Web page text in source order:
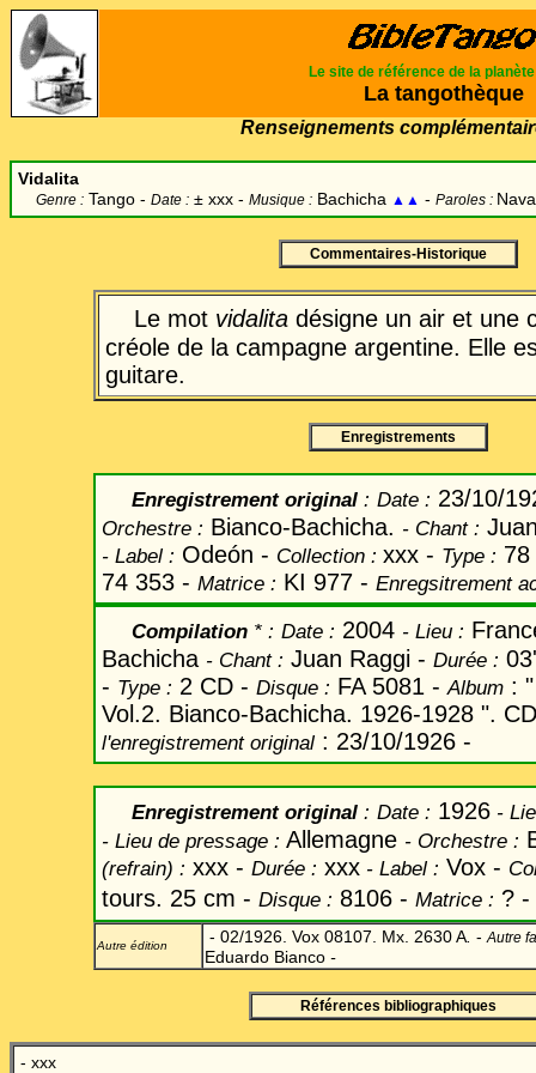
Le site de référence de la planète
La tangothèque
Renseignements
Vidalita
Genre : Tango - Date : ± xxx - Musique : Bachicha ▲▲ - Paroles :
Commentaires-Historique
Le mot vidalita désigne un air et une
créole de la campagne argentine. Elle
guitare.
Enregistrements
Enregistrement original : Date : 23/10/
Orchestre : Bianco-Bachicha. - Chant:
- Label : Odeón - Collection : xxx - Type :
74 353 - Matrice : KI 977 - Enregsitrement
Compilation * : Date : 2004 - Lieu :
Bachicha - Chant: Juan Raggi - Durée :
- Type : 2 CD - Disque : FA 5081 - Album :
Vol.2. Bianco-Bachicha. 1926-1928 ".
l'enregistrement original : 23/10/1926 -
Enregistrement original : Date : 1926 -
- Lieu de pressage : Allemagne - Orchestre :
(refrain) : xxx - Durée : xxx - Label : Vox -
tours. 25 cm - Disque : 8106 - Matrice : ? -
Autre édition - 02/1926. Vox 08107. Mx. 2630 A - Autre
Eduardo Bianco -
Références bibliographiques
- xxx